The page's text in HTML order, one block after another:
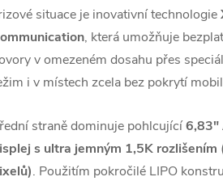
situace je inovativní technologie
, která umožňuje
v omezeném dosahu přes
i v místech zcela bez pokrytí
straně dominuje pohlcující6,83"
s ultra jemným 1,5K
. Použitím pokročilé LIPO